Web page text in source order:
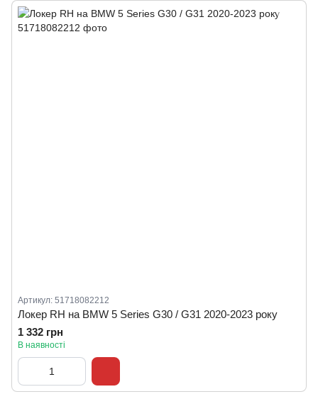
Артикул: 51718082212
Локер RH на BMW 5 Series G30 / G31 2020-2023 року
1 332 грн
В наявності